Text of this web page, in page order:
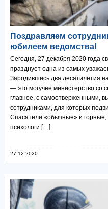
Поздравляем
юбилеем ведомства!
Сегодня, 27 декабря 2020 года
празднует одна из самых
Зародившись два десятилетия
— это могучее министерство со
главное, с самоотверженными,
сотрудниками, для которых
Спасатели «обычные» и
психологи […]
27.12.2020